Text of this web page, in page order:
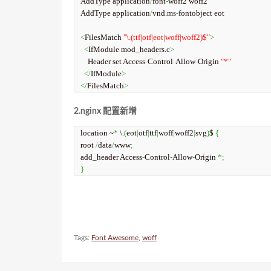
AddType application/vnd.ms-fontobject eot
<FilesMatch "\.(ttf|otf|eot|woff|woff2)$">
<IfModule mod_headers.c>
    Header set Access
-Control-Allow-Origin "*"
</IfModule>
</FilesMatch>
2.nginx 配置新增
location ~* \.(eot|otf|ttf|woff|woff2|svg)$ {
root /data/www;
add_header Access-Control-Allow-Origin *;
}
Tags: Font Awesome woff